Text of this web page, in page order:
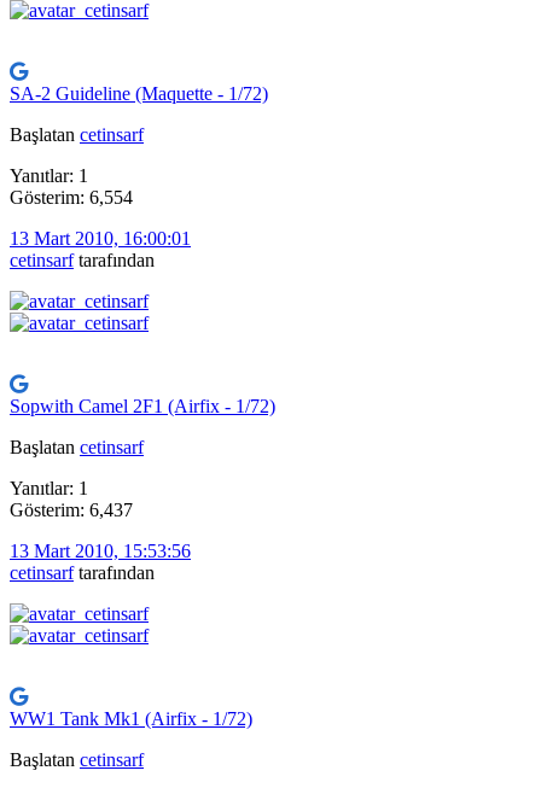
SA-2 Guideline (Maquette - 1/72)
Başlatan cetinsarf
Yanıtlar: 1
Gösterim: 6,554
13 Mart 2010, 16:00:01
cetinsarftarafından
Sopwith Camel 2F1 (Airfix - 1/72)
Başlatan cetinsarf
Yanıtlar: 1
Gösterim: 6,437
13 Mart 2010, 15:53:56
cetinsarftarafından
WW1 Tank Mk1 (Airfix - 1/72)
Başlatan cetinsarf